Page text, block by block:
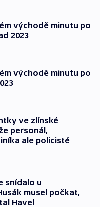
východě minutu po
2023
východě minutu po
ve zlínské
personál,
ale policisté
snídalo u
musel počkat,
Havel